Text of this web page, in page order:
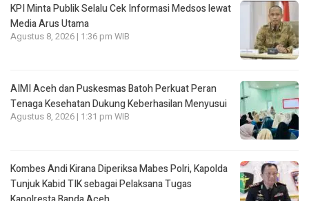
KPI Minta Publik Selalu Cek Informasi Medsos lewat
Media Arus Utama
Agustus 8, 2026 | 1:36 pm WIB
AIMI Aceh dan Puskesmas Batoh Perkuat Peran
Tenaga Kesehatan Dukung Keberhasilan Menyusui
Agustus 8, 2026 | 1:31 pm WIB
Kombes Andi Kirana Diperiksa Mabes Polri, Kapolda
Tunjuk Kabid TIK sebagai Pelaksana Tugas